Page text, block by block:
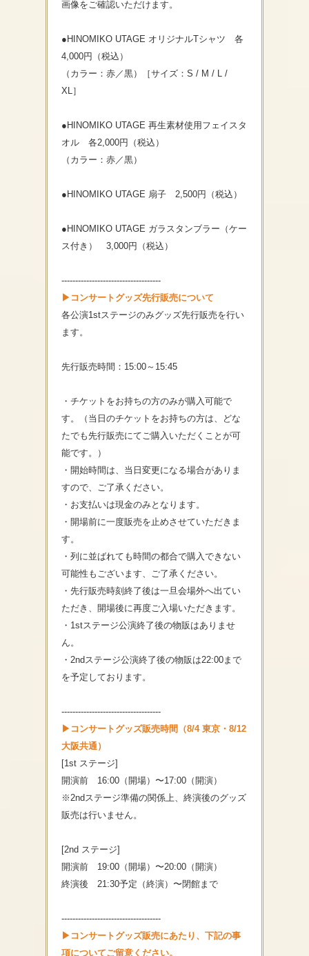
画像をご確認いただけます。
●HINOMIKO UTAGE オリジナルTシャツ 各
4,000円（税込）
（カラー：赤／黒）［サイズ：S / M / L /
XL］
●HINOMIKO UTAGE 再生素材使用フェイスタ
オル 各2,000円（税込）
（カラー：赤／黒）
●HINOMIKO UTAGE 扇子 2,500円（税込）
●HINOMIKO UTAGE ガラスタンブラー（ケー
ス付き） 3,000円（税込）
------------------------------------
▶コンサートグッズ先行販売について
各公演1stステージのみグッズ先行販売を行い
ます。
先行販売時間：15:00～15:45
・チケットをお持ちの方のみが購入可能で
す。（当日のチケットをお持ちの方は、どな
たでも先行販売にてご購入いただくことが可
能です。）
・開始時間は、当日変更になる場合がありま
すので、ご了承ください。
・お支払いは現金のみとなります。
・開場前に一度販売を止めさせていただきま
す。
・列に並ばれても時間の都合で購入できない
可能性もございます、ご了承ください。
・先行販売時刻終了後は一旦会場外へ出てい
ただき、開場後に再度ご入場いただきます。
・1stステージ公演終了後の物販はありませ
ん。
・2ndステージ公演終了後の物販は22:00まで
を予定しております。
------------------------------------
▶コンサートグッズ販売時間（8/4 東京・8/12
大阪共通）
[1st ステージ]
開演前 16:00（開場）〜17:00（開演）
※2ndステージ準備の関係上、終演後のグッズ
販売は行いません。
[2nd ステージ]
開演前 19:00（開場）〜20:00（開演）
終演後 21:30予定（終演）〜閉館まで
------------------------------------
▶コンサートグッズ販売にあたり、 下記の事
項についてご留意ください。